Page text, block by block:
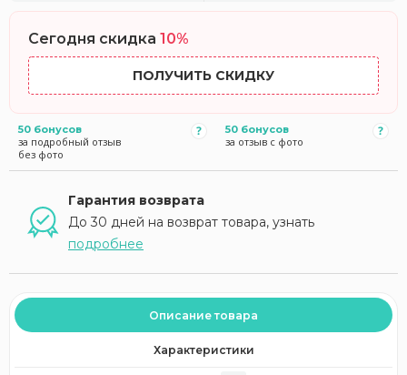
Сегодня скидка 10%
ПОЛУЧИТЬ СКИДКУ
50 бонусов
за подробный отзыв
без фото
50 бонусов
за отзыв с фото
Гарантия возврата
До 30 дней на возврат товара, узнать
подробнее
Описание товара
Характеристики